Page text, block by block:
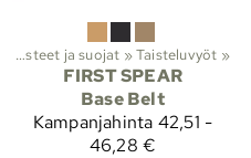
Taisteluvarusteet ja suojat ‪»Taisteluvyöt ‪»
FIRST SPEAR
Base Belt
Kampanjahinta 42,51 -
46,28 €